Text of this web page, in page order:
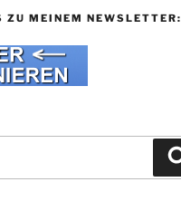
ZU MEINEM NEWSLETTER: